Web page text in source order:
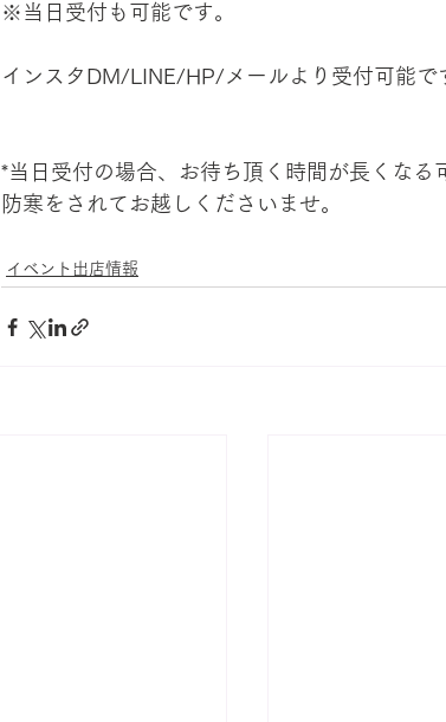
※当日受付も可能です。
インスタDM/LINE/HP/メールより受付可能で
*当日受付の場合、お待ち頂く時間が長くなる
防寒をされてお越しくださいませ。
イベント出店情報